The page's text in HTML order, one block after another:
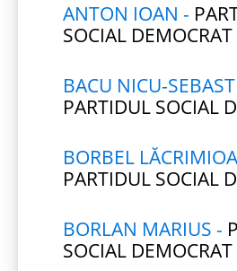
ANTON IOAN -
SOCIAL DEMOCRAT
BACU NICU-
PARTIDUL SOCIAL
BORBEL
PARTIDUL SOCIAL
BORLAN MARIUS -
SOCIAL DEMOCRAT